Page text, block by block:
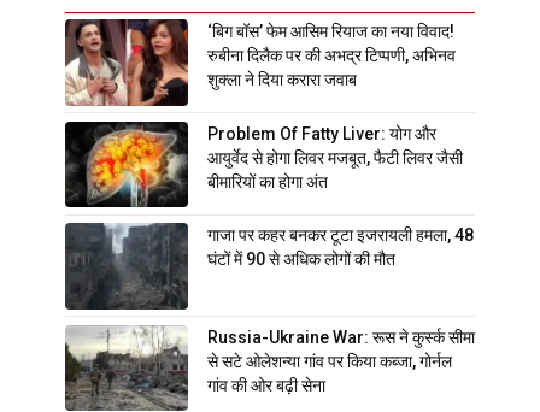
‘बिग बॉस’ फेम आसिम रियाज का नया विवाद!
रुबीना दिलैक पर की अभद्र टिप्पणी, अभिनव
शुक्ला ने दिया करारा जवाब
Problem Of Fatty Liver: योग और
आयुर्वेद से होगा लिवर मजबूत, फैटी लिवर जैसी
बीमारियों का होगा अंत
गाजा पर कहर बनकर टूटा इजरायली हमला, 48
घंटों में 90 से अधिक लोगों की मौत
Russia-Ukraine War: रूस ने कुर्स्क सीमा
से सटे ओलेशन्या गांव पर किया कब्जा, गोर्नल
गांव की ओर बढ़ी सेना